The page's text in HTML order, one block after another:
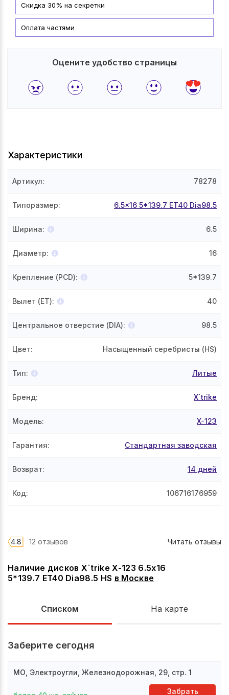
Скидка 30% на секретки
Оплата частями
Оцените удобство страницы
Наличие дисков X`trike X-123 6.5x16
5*139.7 ET40 Dia98.5 HS в Москве
Списком На карте
Заберите сегодня
МО, Электроугли, Железнодорожная, 29, стр. 1
Забрать
Характеристики
Артикул: 78278
Типоразмер: 6.5x16 5*139.7 ET40 Dia98.5
Ширина: 6.5
Диаметр: 16
Крепление (PCD): 5*139.7
Вылет (ET): 40
Центральное отверстие (DIA): 98.5
Цвет: Насыщенный серебристы (HS)
Тип: Литые
Бренд: X`trike
Модель: X-123
Гарантия: Стандартная заводская
Возврат: 14 дней
Код: 106716176959
4.8 12 отзывов Читать отзывы